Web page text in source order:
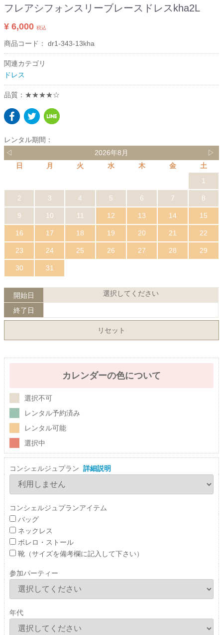
フレアシフォンスリーブレースドレスkha2L
¥ 6,000 税込
商品コード： dr1-343-13kha
関連カテゴリ
ドレス
品質：★★★★☆
レンタル期間：
◁
2026年8月
▷
日
月 火 水 木 金
土
1
2 3 4 5 6 7 8
9 10 11 12 13 14 15
16 17 18 19 20 21 22
23 24 25 26 27 28 29
30 31
開始日 選択してください
終了日
リセット
カレンダーの色について
選択不可
レンタル予約済み
レンタル可能
選択中
コンシェルジュプラン 詳細説明
コンシェルジュプランアイテム
バッグ
ネックレス
ボレロ・ストール
靴（サイズを備考欄に記入して下さい）
参加パーティー
年代